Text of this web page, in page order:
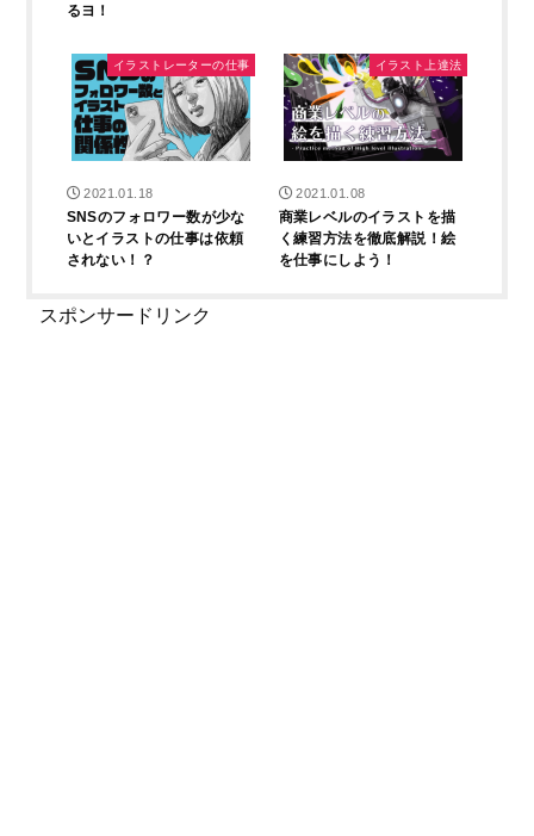
るヨ！
イラストレーターの仕事
2021.01.18
SNSのフォロワー数が少な
いとイラストの仕事は依頼
されない！？
イラスト上達法
2021.01.08
商業レベルのイラストを描
く練習方法を徹底解説！絵
を仕事にしよう！
スポンサードリンク